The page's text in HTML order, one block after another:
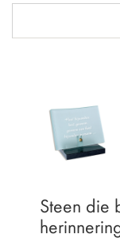
Steen die